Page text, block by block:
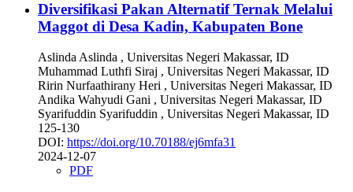
Diversifikasi Pakan Alternatif Ternak Melalui
Maggot di Desa Kadin, Kabupaten Bone
Aslinda Aslinda , Universitas Negeri Makassar, ID
Muhammad Luthfi Siraj , Universitas Negeri Makassar, ID
Ririn Nurfaathirany Heri , Universitas Negeri Makassar, ID
Andika Wahyudi Gani , Universitas Negeri Makassar, ID
Syarifuddin Syarifuddin , Universitas Negeri Makassar, ID
125-130
DOI: https://doi.org/10.70188/ej6mfa31
2024-12-07
PDF